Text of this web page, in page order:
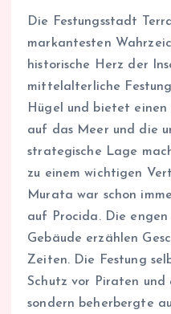
Die Festungsstadt
markantesten
historische Herz der
mittelalterliche
Hügel und bietet
auf das Meer und die
strategische Lage
zu einem wichtigen
Murata war schon
auf Procida. Die engen
Gebäude erzählen
Zeiten. Die Festung
Schutz vor Piraten
sondern beherbergte